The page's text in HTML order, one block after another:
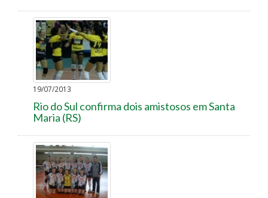
19/07/2013
Rio do Sul confirma dois amistosos em Santa
Maria (RS)